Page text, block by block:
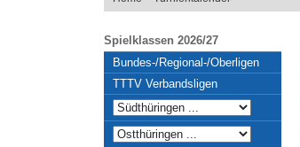
Spielklassen 2026/27
Bundes-/Regional-/Oberligen
TTTV Verbandsligen